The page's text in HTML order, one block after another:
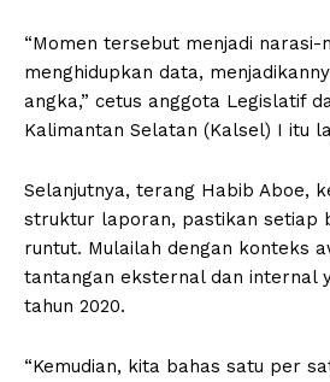
“Momen tersebut menjadi narasi-
menghidupkan data,
angka,” cetus anggota Legislatif
Kalimantan Selatan (Kalsel) I itu
Selanjutnya, terang Habib Aboe,
struktur laporan, pastikan setiap
runtut. Mulailah dengan konteks
tantangan eksternal dan internal
tahun 2020.
“Kemudian, kita bahas satu per